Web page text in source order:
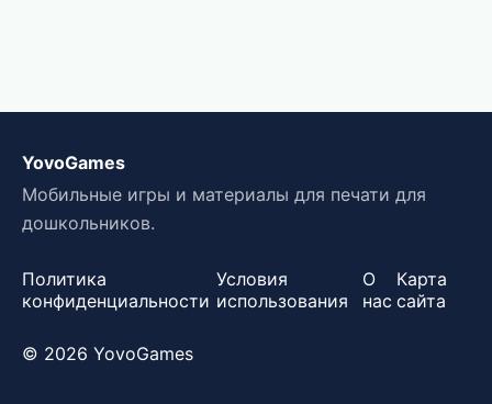
YovoGames
Мобильные игры и материалы для печати для
дошкольников.
Политика
конфиденциальности
Условия
использования
О
нас
Карта
сайта
© 2026 YovoGames